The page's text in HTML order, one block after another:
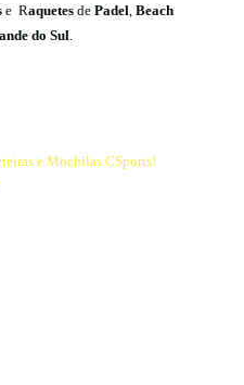
e Raquetes de Padel Beach
do Sul
e Mochilas CSports!